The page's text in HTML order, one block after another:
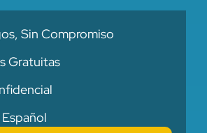
Sin Compromiso
Gratuitas